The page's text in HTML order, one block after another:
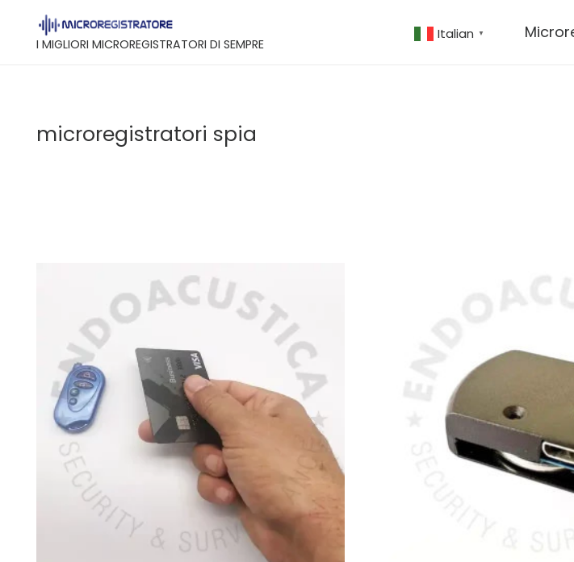
I MIGLIORI MICROREGISTRATORI DI SEMPRE
Italian ▼
microregistratori spia